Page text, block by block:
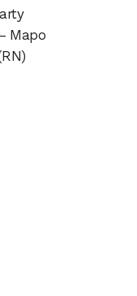
Mapo